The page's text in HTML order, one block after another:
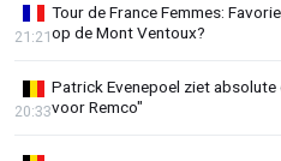
Tour de France Femmes:
op de Mont Ventoux?
21:21
Patrick Evenepoel ziet
voor Remco"
20:33